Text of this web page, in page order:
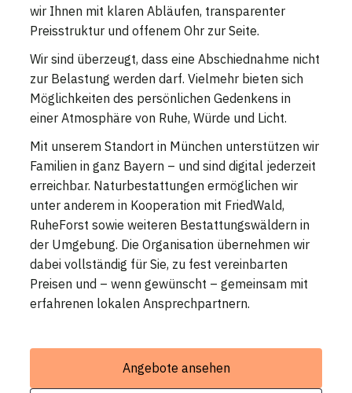
wir Ihnen mit klaren Abläufen, transparenter
Preisstruktur und offenem Ohr zur Seite.
Wir sind überzeugt, dass eine Abschiednahme nicht
zur Belastung werden darf. Vielmehr bieten sich
Möglichkeiten des persönlichen Gedenkens in
einer Atmosphäre von Ruhe, Würde und Licht.
Mit unserem Standort in München unterstützen wir
Familien in ganz Bayern – und sind digital jederzeit
erreichbar. Naturbestattungen ermöglichen wir
unter anderem in Kooperation mit FriedWald,
RuheForst sowie weiteren Bestattungswäldern in
der Umgebung. Die Organisation übernehmen wir
dabei vollständig für Sie, zu fest vereinbarten
Preisen und – wenn gewünscht – gemeinsam mit
erfahrenen lokalen Ansprechpartnern.
Angebote ansehen